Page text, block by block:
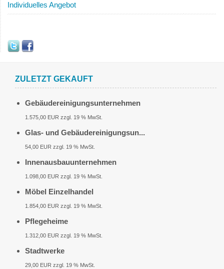
Individuelles Angebot
ZULETZT GEKAUFT
Gebäudereinigungsunternehmen
1.575,00 EUR zzgl. 19 % MwSt.
Glas- und Gebäudereinigungsun...
54,00 EUR zzgl. 19 % MwSt.
Innenausbauunternehmen
1.098,00 EUR zzgl. 19 % MwSt.
Möbel Einzelhandel
1.854,00 EUR zzgl. 19 % MwSt.
Pflegeheime
1.312,00 EUR zzgl. 19 % MwSt.
Stadtwerke
29,00 EUR zzgl. 19 % MwSt.